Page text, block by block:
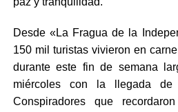
Desde «La Fragua de la
150 mil turistas vivieron en
durante este fin de semana
miércoles con la llegada
Conspiradores que